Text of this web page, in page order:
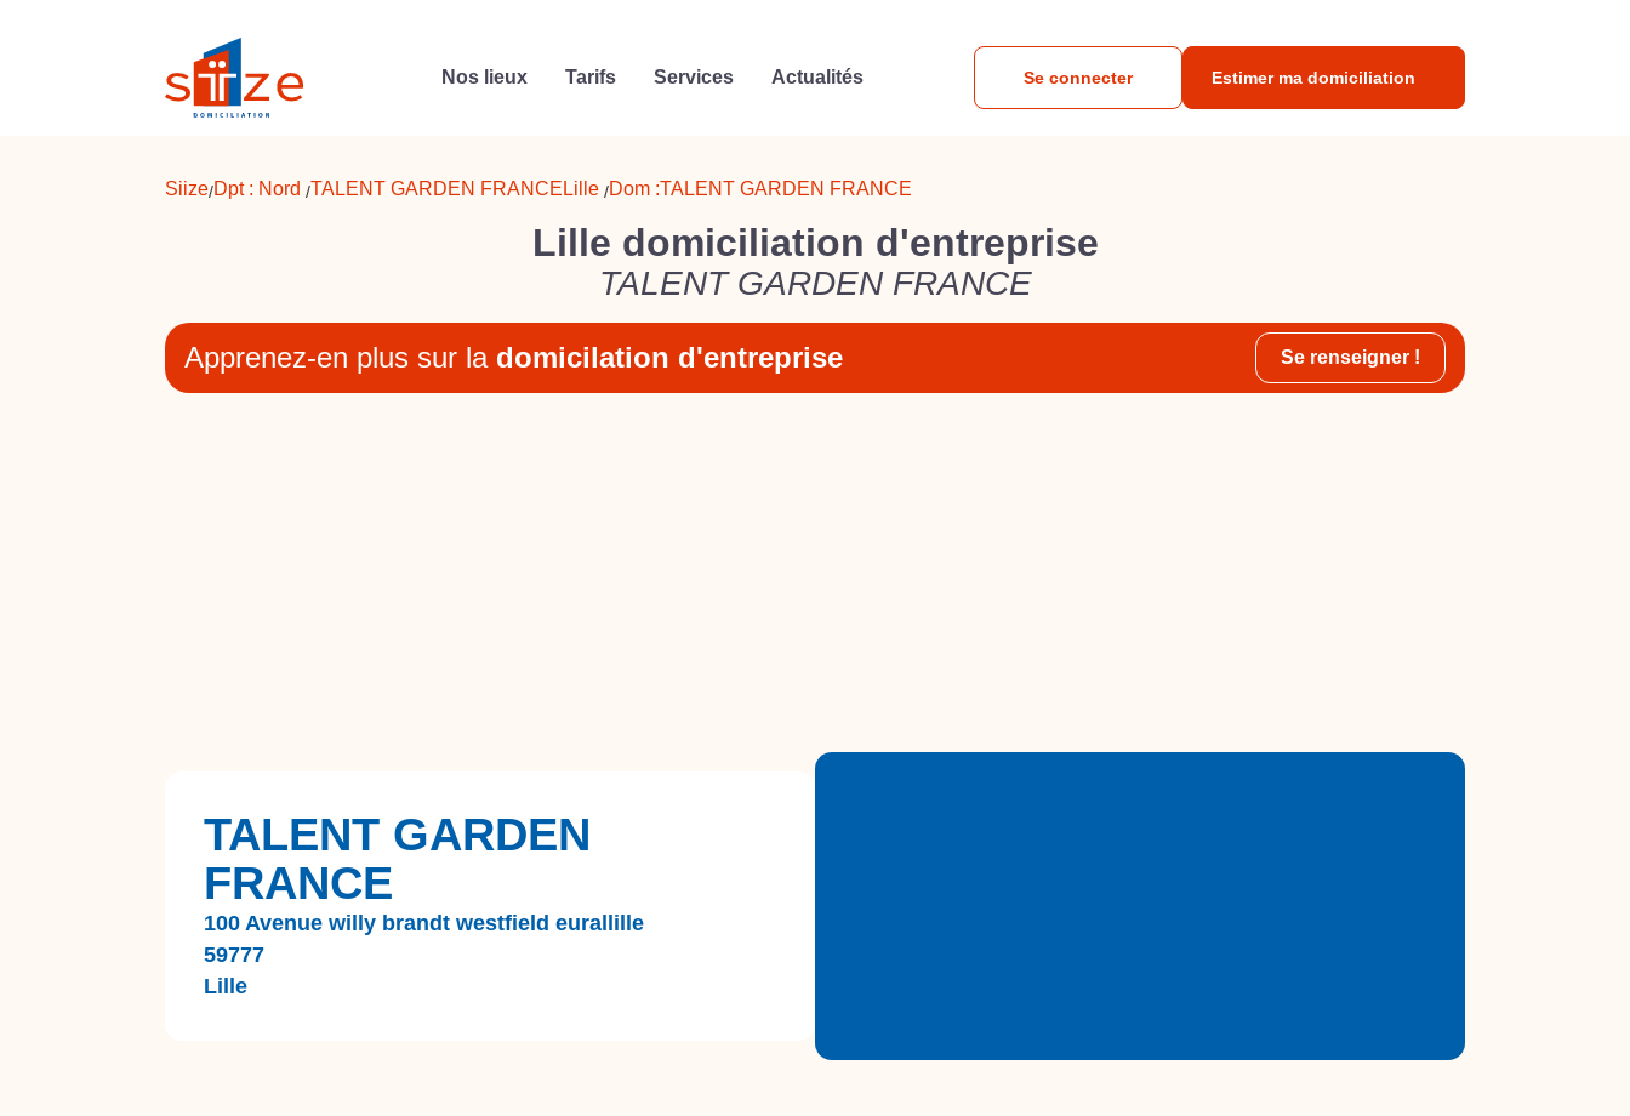
Nos lieux Tarifs Services Actualités Se connecter Estimer ma domiciliation
Siize/Dpt : Nord /TALENT GARDEN FRANCE Lille /Dom :TALENT GARDEN FRANCE
Lille domiciliation d'entreprise
TALENT GARDEN FRANCE
Apprenez-en plus sur la domicilation d'entreprise Se renseigner !
TALENT GARDEN
FRANCE
100 Avenue willy brandt westfield eurallille
59777
Lille